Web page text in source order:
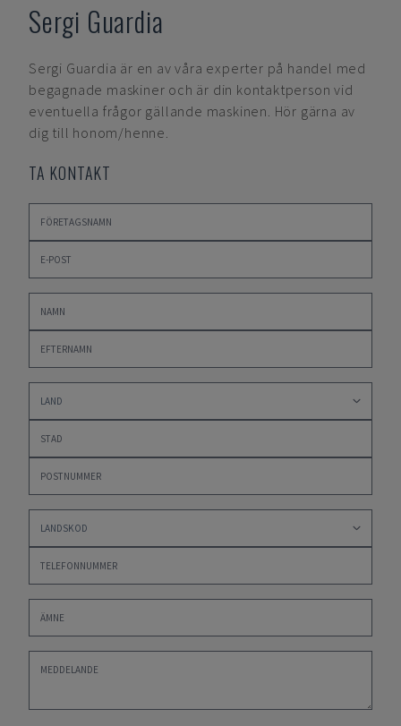
Sergi Guardia
Sergi Guardia är en av våra experter på handel med
begagnade maskiner och är din kontaktperson vid
eventuella frågor gällande maskinen. Hör gärna av
dig till honom/henne.
TA KONTAKT